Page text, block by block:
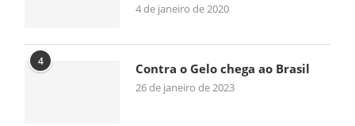
4 de janeiro de 2020
4 Contra o Gelo chega ao Brasil
26 de janeiro de 2023